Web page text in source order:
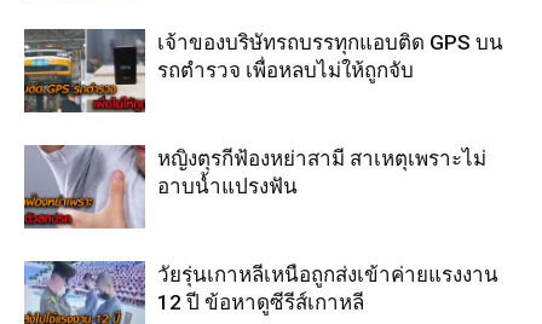
เจ้าของบริษัทรถบรรทุกแอบติด GPS บน
รถตำรวจ เพื่อหลบไม่ให้ถูกจับ
หญิงตุรกีฟ้องหย่าสามี สาเหตุเพราะไม่
อาบน้ำแปรงฟัน
วัยรุ่นเกาหลีเหนือถูกส่งเข้าค่ายแรงงาน
12 ปี ข้อหาดูซีรีส์เกาหลี